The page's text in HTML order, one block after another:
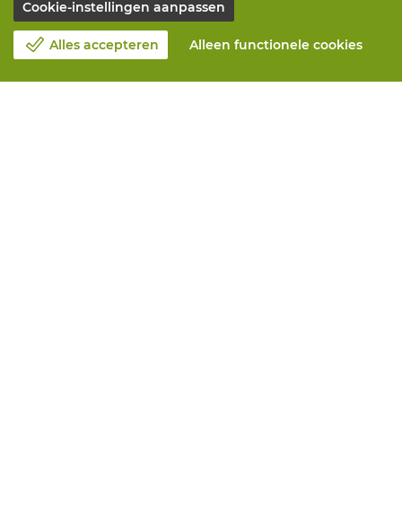
Cookie-instellingen aanpassen
Alles accepteren Alleen functionele cookies